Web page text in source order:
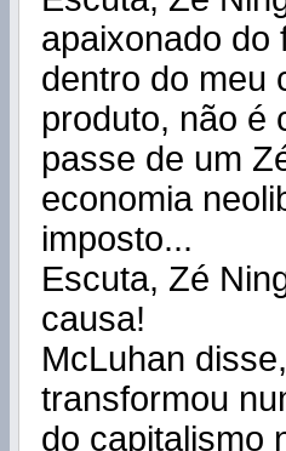
apaixonado do
dentro do meu
produto, não é
passe de um
economia
imposto...
Escuta, Zé
causa!
McLuhan
transformou
do capitalismo